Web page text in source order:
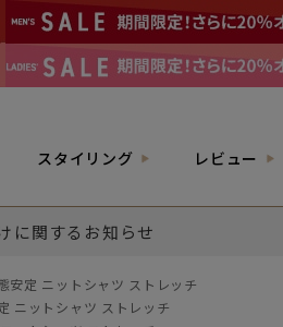
スタイリング レビュー
に関するお知らせ
安定 ニットシャツ ストレッチ
ニットシャツ ストレッチ